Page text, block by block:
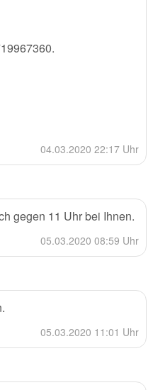
04.03.2020 22:17 Uhr
gegen 11 Uhr bei Ihnen.
05.03.2020 08:59 Uhr
05.03.2020 11:01 Uhr